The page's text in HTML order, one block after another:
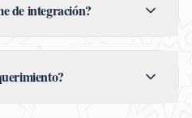
de integración?